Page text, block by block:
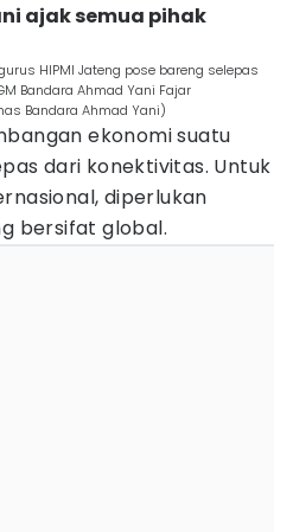
ajak semua pihak
HIPMI Jateng pose bareng selepas
Bandara Ahmad Yani Fajar
Bandara Ahmad Yani)
ekonomi suatu
dari konektivitas. Untuk
diperlukan
bersifat global.